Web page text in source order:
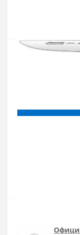
Артикул:240100
Введите